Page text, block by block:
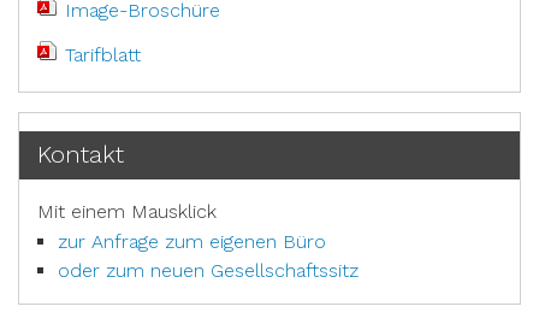
Image-Broschüre
Tarifblatt
Kontakt
Mit einem Mausklick
zur Anfrage zum eigenen Büro
oder zum neuen Gesellschaftssitz